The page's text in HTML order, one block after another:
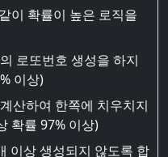
이 확률이 높은 로직을
로또번호 생성을 하지
이상)
산하여 한쪽에 치우치지
확률 97% 이상)
이상 생성되지 않도록 합